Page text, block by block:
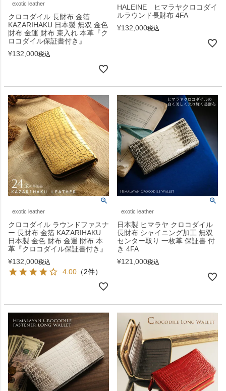
exotic leather
クロコダイル 長財布 金箔
KAZARIHAKU 日本製 無双 金色
財布 金運 財布 束入れ 本革『ク
ロコダイル保証書付き』
¥132,000税込
HALEINE ヒマラヤクロコダイ
ルラウンド長財布 4FA
¥132,000税込
exotic leather
クロコダイル ラウンドファスナ
ー 長財布 金箔 KAZARIHAKU
日本製 金色 財布 金運 財布 本
革『クロコダイル保証書付き』
¥132,000税込
4.00 （2件）
exotic leather
日本製 ヒマラヤ クロコダイル
長財布 シャイニング加工 無双
センター取り 一枚革 保証書 付
き 4FA
¥121,000税込